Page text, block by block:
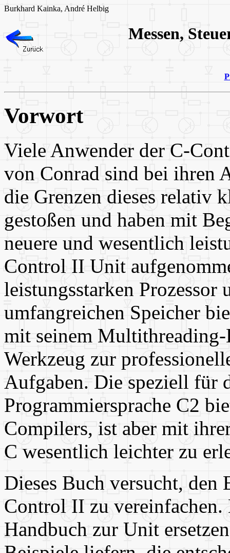
Burkhard Kainka, André Helbig
Messen,
Vorwort
Viele Anwender der C-
von Conrad sind bei ihren
die Grenzen dieses relativ
gestoßen und haben mit
neuere und wesentlich
Control II Unit
leistungsstarken Prozessor
umfangreichen Speicher
mit seinem Multithreading-
Werkzeug zur
Aufgaben. Die speziell für
Programmiersprache C2
Compilers, ist aber mit
C wesentlich leichter zu
Dieses Buch versucht,
Control II zu vereinfachen.
Handbuch zur Unit